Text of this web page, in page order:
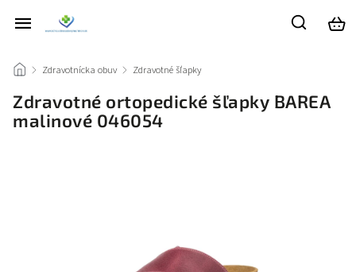
/ Zdravotnícka obuv / Zdravotné šľapky
Zdravotné ortopedické šľapky BAREA
malinové 046054